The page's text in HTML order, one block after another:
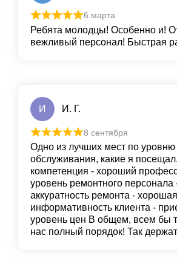
6 марта
Ребята молодцы! Особенно и!
вежливый персонал! Быстрая
И И. Г.
8 сентября
Одно из лучших мест по уровню
обслуживания, какие я
компетенция - хороший
уровень ремонтного персонала
аккуратность ремонта - хорошая
информативность клиента -
уровень цен В общем, всем бы
нас полный порядок! Так